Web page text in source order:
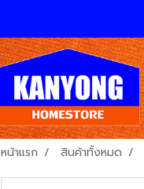
หน้าแรก สินค้าทั้งหมด